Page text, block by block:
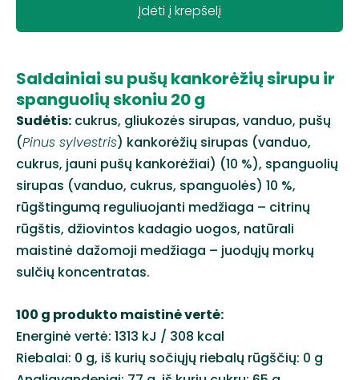
Įdėti į krepšelį
Saldainiai su pušų kankorėžių sirupu ir
spanguolių skoniu 20 g
Sudėtis: cukrus, gliukozės sirupas, vanduo, pušų
(Pinus sylvestris) kankorėžių sirupas (vanduo,
cukrus, jauni pušų kankorėžiai) (10 %), spanguolių
sirupas (vanduo, cukrus, spanguolės) 10 %,
rūgštingumą reguliuojanti medžiaga – citrinų
rūgštis, džiovintos kadagio uogos, natūrali
maistinė dažomoji medžiaga – juodųjų morkų
sulčių koncentratas.
100 g produkto maistinė vertė:
Energinė vertė: 1313 kJ / 308 kcal
Riebalai: 0 g, iš kurių sočiųjų riebalų rūgščių: 0 g